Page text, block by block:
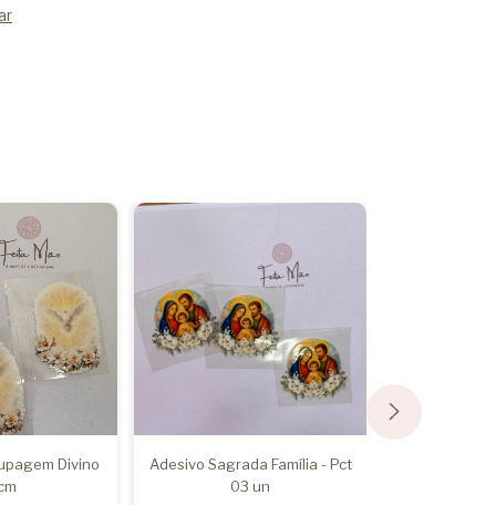
Divino
Adesivo Sagrada Família - Pct
03 un